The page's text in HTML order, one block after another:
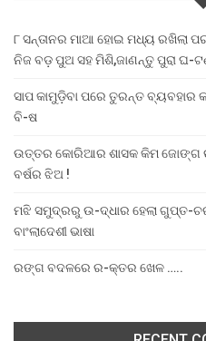
୮ ସନ୍ତାନର ମାଆ ହୋଇ ମଧ୍ୟ ରଖିଲା
ନିଜ ବଡ଼ ପୁଅ ସହ ମିଶି,ଜାଣନ୍ତୁ ପୁରା ଘ-
ସାପ କାମୁଡ଼ିବା ପରେ ତୁରନ୍ତ
ବି-ଷ
ଉତ୍ତର କୋରିଆର ଶାସକ କିମ ଜୋଙ୍ଗ
ବର୍ଷର ଝିଅ !
ମଝି ସମୁଦ୍ରରୁ ଉ-ଦ୍ଧାର ହେଲା ଗୁପ୍ତ-ଚର
ବାଂଲାଦେଶୀ ଭାଷା
ରଙ୍ଗ ବଦଳରେ ର-କ୍ତର ଖେଳ …..